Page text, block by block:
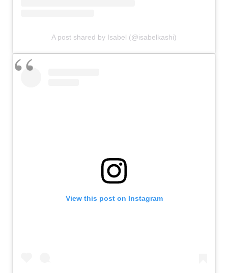
A post shared by Isabel (@isabelkashi)
View this post on Instagram